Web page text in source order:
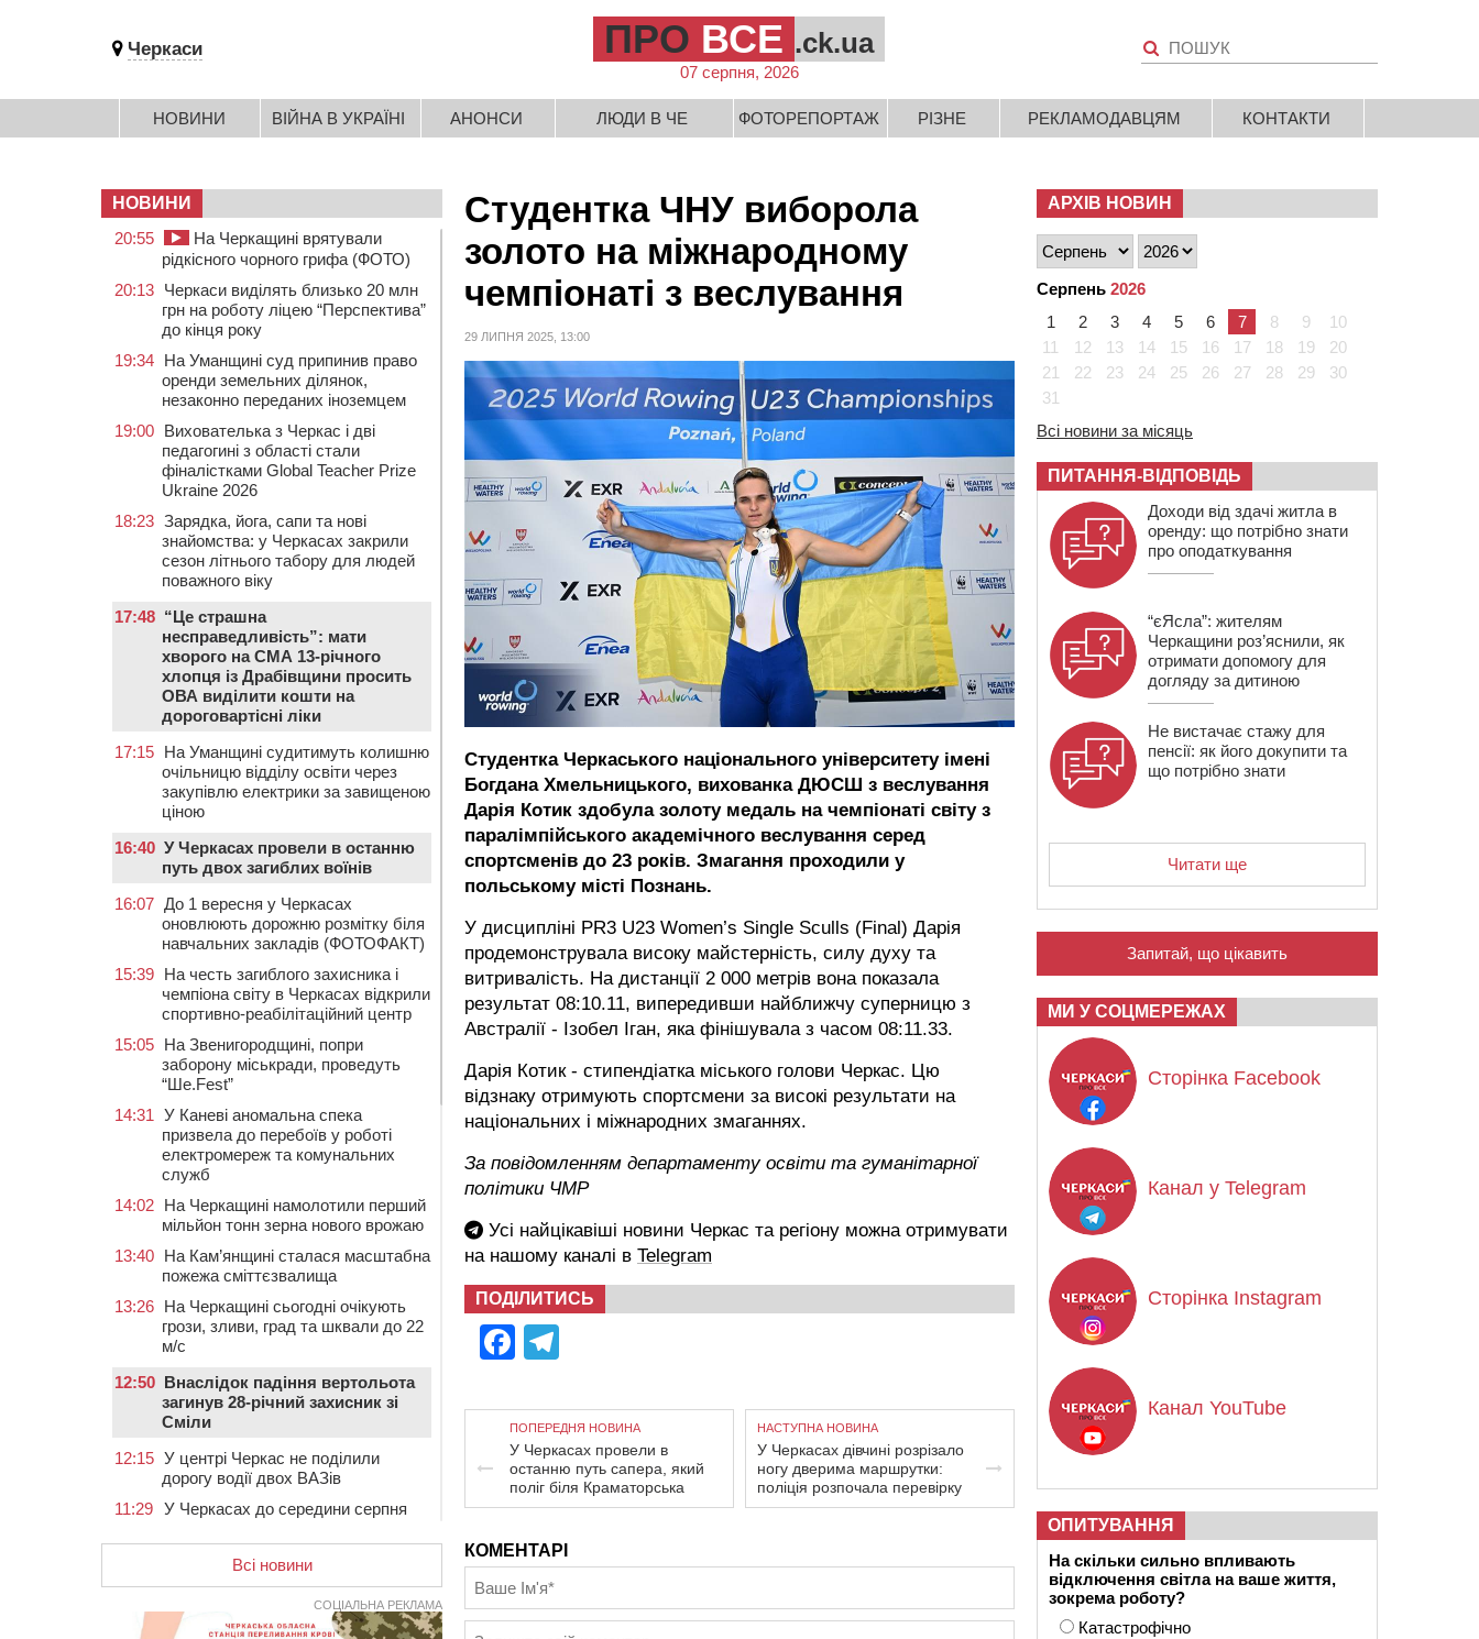
Черкаси ПРО ВСЕ .ck.ua
07 серпня, 2026
НОВИНИ ВІЙНА В УКРАЇНІ АНОНСИ ЛЮДИ В ЧЕ ФОТОРЕПОРТАЖ РІЗНЕ РЕКЛАМОДАВЦЯМ КОНТАКТИ
Студентка ЧНУ виборола
золото на міжнародному
чемпіонаті з веслування
29 ЛИПНЯ 2025, 13:00
Студентка Черкаського національного університету імені
Богдана Хмельницького, вихованка ДЮСШ з веслування
Дарія Котик здобула золоту медаль на чемпіонаті світу з
паралімпійського академічного веслування серед
спортсменів до 23 років. Змагання проходили у
польському місті Познань.
У дисципліні PR3 U23 Women’s Single Sculls (Final) Дарія
продемонструвала високу майстерність, силу духу та
витривалість. На дистанції 2 000 метрів вона показала
результат 08:10.11, випередивши найближчу суперницю з
Австралії - Ізобел Іган, яка фінішувала з часом 08:11.33.
Дарія Котик - стипендіатка міського голови Черкас. Цю
відзнаку отримують спортсмени за високі результати на
національних і міжнародних змаганнях.
За повідомленням департаменту освіти та гуманітарної
політики ЧМР
Усі найцікавіші новини Черкас та регіону можна отримувати
на нашому каналі в Telegram
ПОДІЛИТИСЬ
Facebook
ПОПЕРЕДНЯ НОВИНА
У Черкасах провели в
останню путь сапера, який
поліг біля Краматорська
НАСТУПНА НОВИНА
У Черкасах дівчині розрізало
ногу дверима маршрутки:
поліція розпочала перевірку
КОМЕНТАРІ
НОВИНИ
20:55
На Черкащині врятували
рідкісного чорного грифа (ФОТО)
20:13 Черкаси виділять близько 20 млн
грн на роботу ліцею “Перспектива”
до кінця року
19:34 На Уманщині суд припинив право
оренди земельних ділянок,
незаконно переданих іноземцем
19:00 Вихователька з Черкас і дві
педагогині з області стали
фіналістками Global Teacher Prize
Ukraine 2026
18:23 Зарядка, йога, сапи та нові
знайомства: у Черкасах закрили
сезон літнього табору для людей
поважного віку
17:48 “Це страшна
несправедливість”: мати
хворого на СМА 13-річного
хлопця із Драбівщини просить
ОВА виділити кошти на
дороговартісні ліки
17:15 На Уманщині судитимуть колишню
очільницю відділу освіти через
закупівлю електрики за завищеною
ціною
16:40 У Черкасах провели в останню
путь двох загиблих воїнів
16:07 До 1 вересня у Черкасах
оновлюють дорожню розмітку біля
навчальних закладів (ФОТОФАКТ)
15:39 На честь загиблого захисника і
чемпіона світу в Черкасах відкрили
спортивно-реабілітаційний центр
15:05 На Звенигородщині, попри
заборону міськради, проведуть
“Ше.Fest”
14:31 У Каневі аномальна спека
призвела до перебоїв у роботі
електромереж та комунальних
служб
14:02 На Черкащині намолотили перший
мільйон тонн зерна нового врожаю
13:40 На Кам’янщині сталася масштабна
пожежа сміттєзвалища
13:26 На Черкащині сьогодні очікують
грози, зливи, град та шквали до 22
м/с
12:50 Внаслідок падіння вертольота
загинув 28-річний захисник зі
Сміли
12:15 У центрі Черкас не поділили
дорогу водії двох ВАЗів
11:29 У Черкасах до середини серпня
вулицях
збільшилась уп’ятеро з початку
повномасштабної війни
Всі новини
СОЦІАЛЬНА РЕКЛАМА
АРХІВ НОВИН
Серпень 2026
1
2 3 4 5 6 7 8 9
10
11
12 13 14 15 16 17 18 19
20
21
22 23 24 25 26 27 28 29
30
31
Всі новини за місяць
ПИТАННЯ-ВІДПОВІДЬ
Доходи від здачі житла в
оренду: що потрібно знати
про оподаткування
“єЯсла”: жителям
Черкащини роз’яснили, як
отримати допомогу для
догляду за дитиною
Не вистачає стажу для
пенсії: як його докупити та
що потрібно знати
Читати ще
Запитай, що цікавить
МИ У СОЦМЕРЕЖАХ
Сторінка Facebook
Канал у Telegram
Сторінка Instagram
Канал YouTube
ОПИТУВАННЯ
На скільки сильно впливають
відключення світла на ваше життя,
зокрема роботу?
Катастрофічно